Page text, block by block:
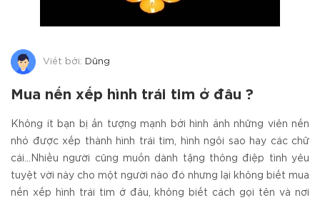
Viết bởi: Dũng
Mua nến xếp hình trái tim ở đâu ?
Không ít bạn bị ấn tượng mạnh bởi hình ảnh những viên nến
nhỏ được xếp thành hình trái tim, hình ngôi sao hay các chữ
cái...Nhiều người cũng muốn dành tặng thông điệp tình yêu
tuyệt vời này cho một người nào đó nhưng lại không biết mua
nến xếp hình trái tim ở đâu, không biết cách gọi tên và nơi